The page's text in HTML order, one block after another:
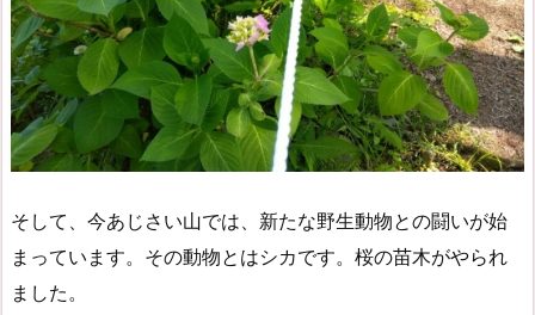
そして、今あじさい山では、新たな野生動物との闘いが始
まっています。その動物とはシカです。桜の苗木がやられ
ました。